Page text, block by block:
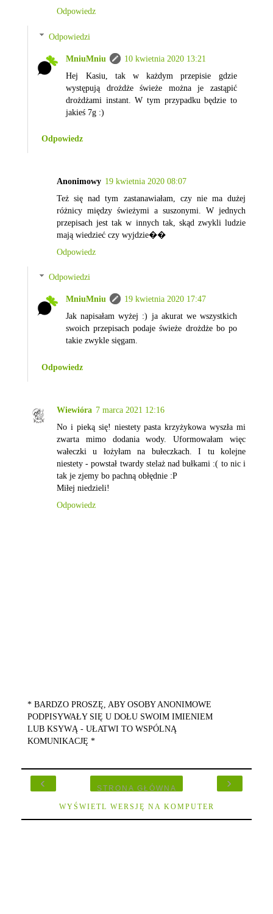
Odpowiedz
Odpowiedzi
MniuMniu
10 kwietnia 2020 13:21
Hej Kasiu, tak w każdym przepisie gdzie
występują drożdże świeże można je zastąpić
drożdżami instant. W tym przypadku będzie to
jakieś 7g :)
Odpowiedz
Anonimowy 19 kwietnia 2020 08:07
Też się nad tym zastanawiałam, czy nie ma dużej
różnicy między świeżymi a suszonymi. W jednych
przepisach jest tak w innych tak, skąd zwykli ludzie
mają wiedzieć czy wyjdzie��
Odpowiedz
Odpowiedzi
MniuMniu
19 kwietnia 2020 17:47
Jak napisałam wyżej :) ja akurat we wszystkich
swoich przepisach podaje świeże drożdże bo po
takie zwykle sięgam.
Odpowiedz
Wiewióra 7 marca 2021 12:16
No i pieką się! niestety pasta krzyżykowa wyszła mi
zwarta mimo dodania wody. Uformowałam więc
wałeczki u łożyłam na bułeczkach. I tu kolejne
niestety - powstał twardy stelaż nad bułkami :( to nic i
tak je zjemy bo pachną obłędnie :P
Miłej niedzieli!
Odpowiedz
* BARDZO PROSZĘ, ABY OSOBY ANONIMOWE
PODPISYWAŁY SIĘ U DOŁU SWOIM IMIENIEM
LUB KSYWĄ - UŁATWI TO WSPÓLNĄ
KOMUNIKACJĘ *
‹ ›
STRONA GŁÓWNA
WYŚWIETL WERSJĘ NA KOMPUTER